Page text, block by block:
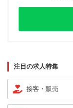
注目の求人特集
接客・販売